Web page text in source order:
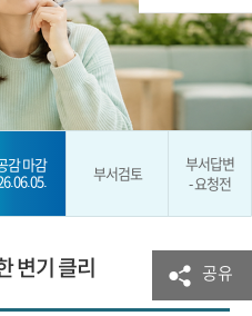
감 마감
부서검토
부서답변
- 요청전
변기 클리
공유